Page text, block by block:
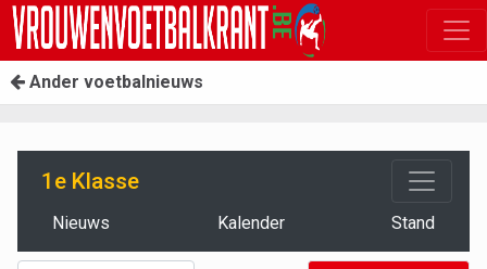
Ander voetbalnieuws
1e Klasse
Nieuws Kalender Stand